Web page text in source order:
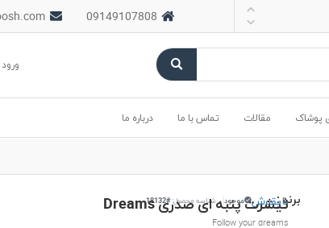
09149107808
ورود
پوشاک مقالات تماس با ما درباره ما
تیشرت پنبه ای صدری Dreams
Follow your dreams
برند :بایقوش موجود شناسه محصول:#18132